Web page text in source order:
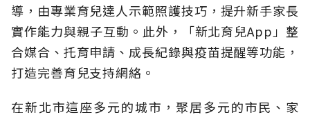
導，由專業育兒達人示範照護技巧，提升新手家長
實作能力與親子互動。此外，「新北育兒App」整
合媒合、托育申請、成長紀錄與疫苗提醒等功能，
打造完善育兒支持網絡。
在新北市這座多元的城市，聚居多元的市民、家